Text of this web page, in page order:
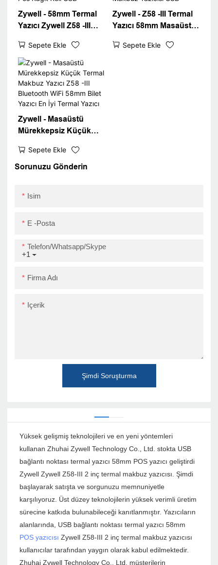
Zywell - 58mm Termal
Yazıcı Zywell Z58 -III
Yok Mürekkep Faturası
Yazıcı Pos Kağıt Roll
USB
Sepete Ekle
Zywell - Z58 -III Termal
Yazıcı 58mm Masaüstü
Bluetooth WiFi
Sepete Ekle
Zywell - Masaüstü
Mürekkepsiz Küçük
Z58 -III Bluetooth WiFi
58mm Bilet Yazıcı En İyi
Sepete Ekle
Sorunuzu Gönderin
Isim
E -posta
+1
Telefon/Whatsapp/Skype
Firma Adı
Içerik
Şimdi Soruşturma
Yüksek gelişmiş teknolojileri ve en yeni yöntemleri
kullanan Zhuhai Zywell Technology Co., Ltd. stokta USB
bağlantı noktası termal yazıcı 58mm POS yazıcı geliştirdi
Zywell Zywell Z58-III 2 inç termal makbuz yazıcısı. Şimdi
başlayarak satışta ve sorgunuzu memnuniyetle
karşılıyoruz. Üst düzey teknolojilerin yüksek verimli üretim
sürecine katkıda bulunabileceği kanıtlanmıştır. Yazıcıların
alanlarında, USB bağlantı noktası termal yazıcı 58mm
POS yazıcısı Zywell Z58-III 2 inç termal makbuz yazıcısı
kullanıcılar tarafından yaygın olarak kabul edilmektedir.
Zhuhai Zywell Technology Co., Ltd. müşterilerin